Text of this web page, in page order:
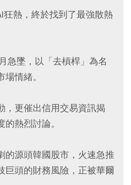
狂熱，終於找到了最強散熱
急墜，以「去槓桿」為名
情緒。
，更催出信用交易資訊揭
熱烈討論。
的源頭韓國股市，火速急推
巨頭的財務風險，正被華爾